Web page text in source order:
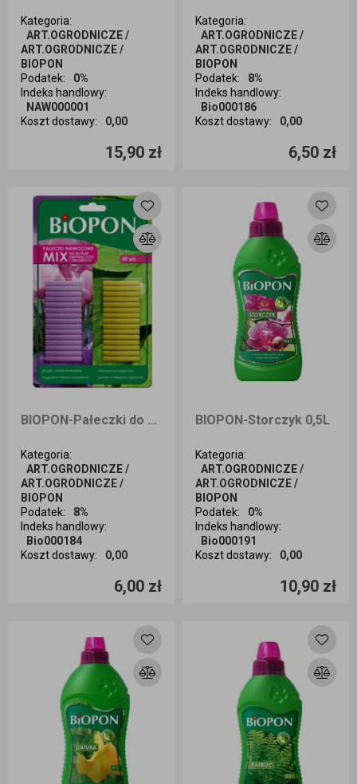
Kategoria:
ART.OGRODNICZE /
ART.OGRODNICZE /
BIOPON
Podatek:
0%
Indeks handlowy:
NAW000001
Koszt dostawy: 0,00
15,90 zł
Ilość sztuk
Kategoria:
ART.OGRODNICZE /
ART.OGRODNICZE /
BIOPON
Podatek:
8%
Indeks handlowy:
Bio000186
Koszt dostawy: 0,00
6,50 zł
Ilość sztuk
BIOPON-Pałeczki do roś.kwitn. 30 szt.
Kategoria:
ART.OGRODNICZE /
ART.OGRODNICZE /
BIOPON
Podatek:
8%
Indeks handlowy:
Bio000184
Koszt dostawy: 0,00
6,00 zł
Ilość sztuk
BIOPON-Storczyk 0,5L
Kategoria:
ART.OGRODNICZE /
ART.OGRODNICZE /
BIOPON
Podatek:
0%
Indeks handlowy:
Bio000191
Koszt dostawy: 0,00
10,90 zł
Ilość sztuk